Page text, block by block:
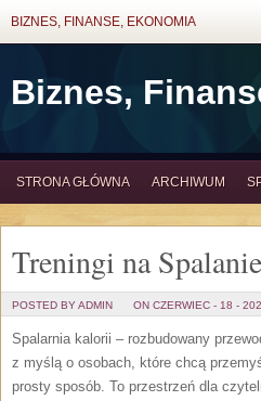
BIZNES, FINANSE, EKONOMIA
Biznes,
STRONA GŁÓWNA ARCHIWUM
Treningi na
POSTED BY ADMIN ON CZERWIEC - 18 -
Spalarnia kalorii – rozbudowany
z myślą o osobach, które chcą
prosty sposób. To przestrzeń dla